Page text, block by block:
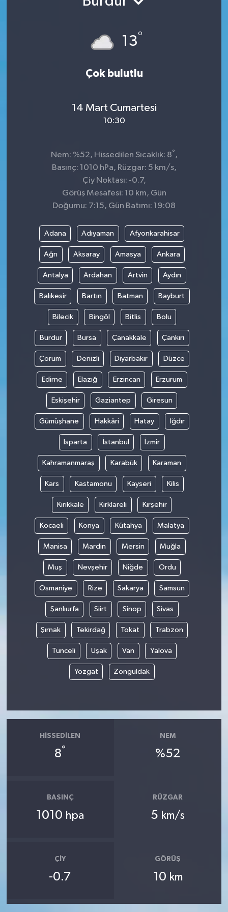
13°
Çok bulutlu
14 Mart Cumartesi
10:30
Nem: %52, Hissedilen Sıcaklık: 8° ,
Basınç: 1010 hPa, Rüzgar: 5 km/s,
Çiy Noktası: -0.7,
Görüş Mesafesi: 10 km, Gün
Doğumu: 7:15, Gün Batımı: 19:08
Adana Adıyaman Afyonkarahisar
Ağrı Aksaray Amasya Ankara
Antalya Ardahan Artvin Aydın
Balıkesir Bartın Batman Bayburt
Bilecik Bingöl Bitlis Bolu
Burdur Bursa Çanakkale Çankırı
Çorum Denizli Diyarbakır Düzce
Edirne Elazığ Erzincan Erzurum
Eskişehir Gaziantep Giresun
Gümüşhane Hakkâri Hatay Iğdır
Isparta İstanbul İzmir
Kahramanmaraş Karabük Karaman
Kars Kastamonu Kayseri Kilis
Kırıkkale Kırklareli Kırşehir
Kocaeli Konya Kütahya Malatya
Manisa Mardin Mersin Muğla
Muş Nevşehir Niğde Ordu
Osmaniye Rize Sakarya Samsun
Şanlıurfa Siirt Sinop Sivas
Şırnak Tekirdağ Tokat Trabzon
Tunceli Uşak Van Yalova
Yozgat Zonguldak
HISSEDILEN
8°
NEM
%52
BASINÇ
1010 hpa
RÜZGAR
5 km/s
ÇIY
-0.7
GÖRÜŞ
10 km